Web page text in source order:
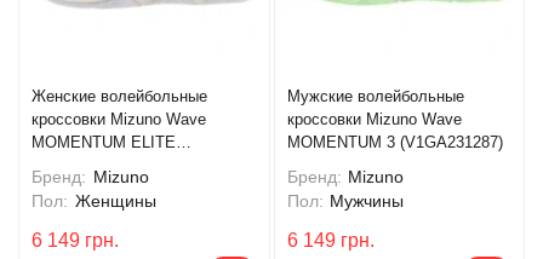
Женские волейбольные
кроссовки Mizuno Wave
MOMENTUM ELITE
Бренд: Mizuno
Пол: Женщины
6 149 грн.
Мужские волейбольные
кроссовки Mizuno Wave
MOMENTUM 3 (V1GA231287)
Бренд: Mizuno
Пол: Мужчины
6 149 грн.